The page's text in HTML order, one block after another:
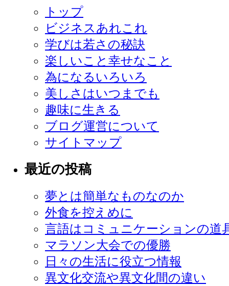
トップ
ビジネスあれこれ
学びは若さの秘訣
楽しいこと幸せなこと
為になるいろいろ
美しさはいつまでも
趣味に生きる
ブログ運営について
サイトマップ
最近の投稿
夢とは簡単なものなのか
外食を控えめに
言語はコミュニケーションの道
マラソン大会での優勝
日々の生活に役立つ情報
異文化交流や異文化間の違い